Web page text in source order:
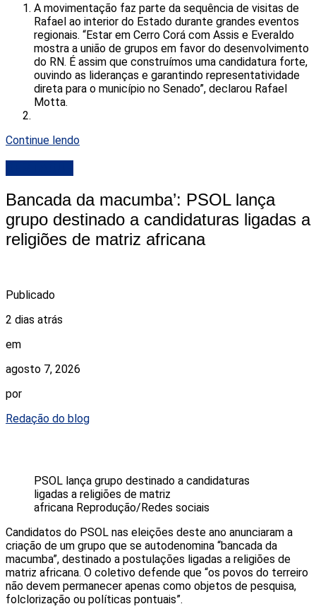
A movimentação faz parte da sequência de visitas de
Rafael ao interior do Estado durante grandes eventos
regionais. “Estar em Cerro Corá com Assis e Everaldo
mostra a união de grupos em favor do desenvolvimento
do RN. É assim que construímos uma candidatura forte,
ouvindo as lideranças e garantindo representatividade
direta para o município no Senado”, declarou Rafael
Motta.
Continue lendo
Bancada da macumba’: PSOL lança
grupo destinado a candidaturas ligadas a
religiões de matriz africana
Publicado
2 dias atrás
em
agosto 7, 2026
por
Redação do blog
PSOL lança grupo destinado a candidaturas
ligadas a religiões de matriz
africana Reprodução/Redes sociais
Candidatos do PSOL nas eleições deste ano anunciaram a
criação de um grupo que se autodenomina “bancada da
macumba”, destinado a postulações ligadas a religiões de
matriz africana. O coletivo defende que “os povos do terreiro
não devem permanecer apenas como objetos de pesquisa,
folclorização ou políticas pontuais”.